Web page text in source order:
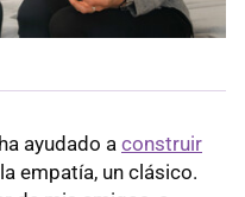
ayudado a construir
empatía, un clásico.